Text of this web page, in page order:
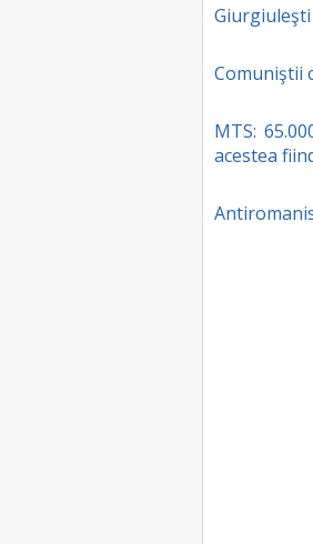
Comuniştii
MTS:
acestea